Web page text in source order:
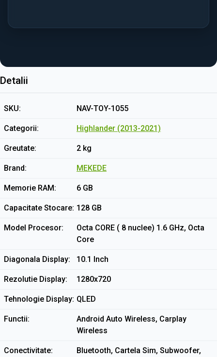
Detalii
SKU NAV-TOY-1055
Categorii Highlander (2013-2021)
Greutate 2 kg
Brand MEKEDE
Memorie RAM 6 GB
Capacitate Stocare 128 GB
Model Procesor
Octa CORE ( 8 nuclee) 1.6 GHz, Octa
Core
Diagonala Display 10.1 Inch
Rezolutie Display 1280x720
Tehnologie Display QLED
Functii
Android Auto Wireless, Carplay
Wireless
Conectivitate
Bluetooth, Cartela Sim, Subwoofer,